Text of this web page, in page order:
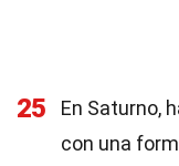
25
En Saturno,
con una